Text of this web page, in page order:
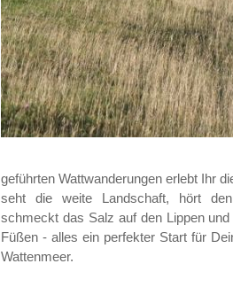
geführten Wattwanderungen erlebt Ihr
seht die weite Landschaft, hört
schmeckt das Salz auf den Lippen
Füßen - alles ein perfekter Start für
Wattenmeer.